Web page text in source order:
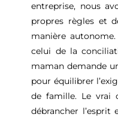
entreprise, nous
propres règles et
manière
celui de la
maman demande
pour équilibrer
de famille. ​Le vrai
débrancher l’esprit